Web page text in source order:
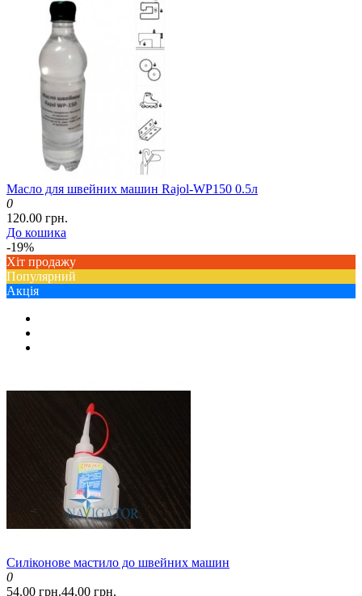
Масло для швейних машин Rajol-WP150 0.5л
0
120.00 грн.
До кошика
-19%
Хіт продажу
Популярний
Акція
Силіконове мастило до швейних машин
0
54.00 грн.44.00 грн.